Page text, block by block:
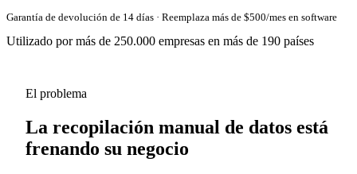
Garantía de devolución de 14 días · Reemplaza más de $500/mes en software
Utilizado por más de 250.000 empresas en más de 190 países
El problema
La recopilación manual de datos está
frenando su negocio